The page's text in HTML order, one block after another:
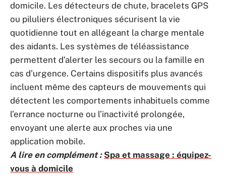
domicile. Les détecteurs de chute, bracelets GPS
ou piluliers électroniques sécurisent la vie
quotidienne tout en allégeant la charge mentale
des aidants. Les systèmes de téléassistance
permettent d’alerter les secours ou la famille en
cas d’urgence. Certains dispositifs plus avancés
incluent même des capteurs de mouvements qui
détectent les comportements inhabituels comme
l’errance nocturne ou l’inactivité prolongée,
envoyant une alerte aux proches via une
application mobile.
A lire en complément : Spa et massage : équipez-
vous à domicile